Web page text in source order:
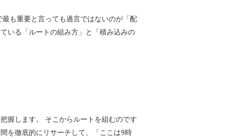
も重要と言っても過言ではないのが「配
いる「ルートの組み方」と「積み込みの
握します。 そこからルートを組むのです
を徹底的にリサーチして、「ここは9時